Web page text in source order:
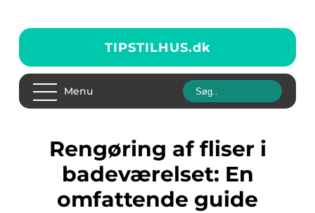
TIPSTILHUS.dk
Menu
Rengøring af fliser i
badeværelset: En
omfattende guide